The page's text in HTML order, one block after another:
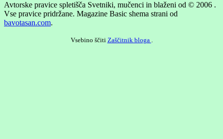
Avtorske pravice spletišča Svetniki, mučenci in blaženi od © 2006 .
Vse pravice pridržane. Magazine Basic shema strani od
bavotasan.com.
Vsebino ščiti Zaščitnik bloga .